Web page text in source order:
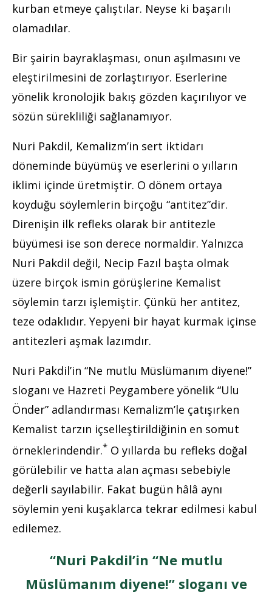
kurban etmeye çalıştılar. Neyse ki başarılı
olamadılar.
Bir şairin bayraklaşması, onun aşılmasını ve
eleştirilmesini de zorlaştırıyor. Eserlerine
yönelik kronolojik bakış gözden kaçırılıyor ve
sözün sürekliliği sağlanamıyor.
Nuri Pakdil, Kemalizm’in sert iktidarı
döneminde büyümüş ve eserlerini o yılların
iklimi içinde üretmiştir. O dönem ortaya
koyduğu söylemlerin birçoğu “antitez”dir.
Direnişin ilk refleks olarak bir antitezle
büyümesi ise son derece normaldir. Yalnızca
Nuri Pakdil değil, Necip Fazıl başta olmak
üzere birçok ismin görüşlerine Kemalist
söylemin tarzı işlemiştir. Çünkü her antitez,
teze odaklıdır. Yepyeni bir hayat kurmak içinse
antitezleri aşmak lazımdır.
Nuri Pakdil’in “Ne mutlu Müslümanım diyene!”
sloganı ve Hazreti Peygambere yönelik “Ulu
Önder” adlandırması Kemalizm’le çatışırken
Kemalist tarzın içselleştirildiğinin en somut
örneklerindendir.* O yıllarda bu refleks doğal
görülebilir ve hatta alan açması sebebiyle
değerli sayılabilir. Fakat bugün hâlâ aynı
söylemin yeni kuşaklarca tekrar edilmesi kabul
edilemez.
“Nuri Pakdil’in “Ne mutlu
Müslümanım diyene!” sloganı ve